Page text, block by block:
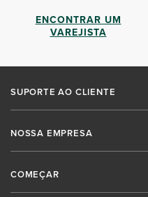
ENCONTRAR UM
VAREJISTA
SUPORTE AO CLIENTE
NOSSA EMPRESA
COMEÇAR